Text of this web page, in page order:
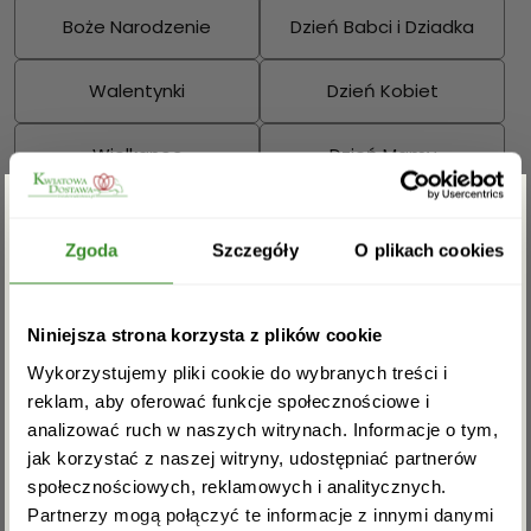
Zgoda Szczegóły O plikach cookies
Niniejsza strona korzysta z plików cookie
Wykorzystujemy pliki cookie do wybranych treści i
reklam, aby oferować funkcje społecznościowe i
analizować ruch w naszych witrynach. Informacje o tym,
jak korzystać z naszej witryny, udostępniać partnerów
społecznościowych, reklamowych i analitycznych.
Partnerzy mogą połączyć te informacje z innymi danymi
Boże Narodzenie Dzień Babci i Dziadka
Walentynki Dzień Kobiet
Wielkanoc Dzień Mamy
Sprawdź również:
Bukiety mieszane Kosze kwiatowe
Zgarnij rabat -5%
Zapisz się do newslettera i zgarnij
rabat na pierwsze zakupy!